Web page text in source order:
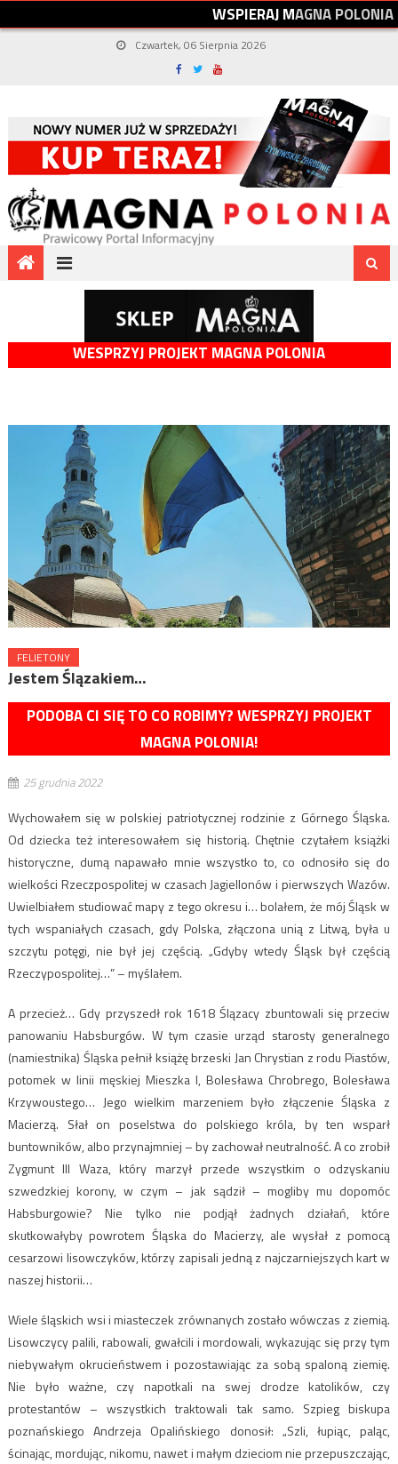
WSPIERAJMAGNAPOLONIA
Czwartek, 06 Sierpnia 2026
WESPRZYJ PROJEKT MAGNA POLONIA
FELIETONY
Jestem Ślązakiem…
PODOBA CI SIĘ TO CO ROBIMY? WESPRZYJ PROJEKT
MAGNA POLONIA!
25 grudnia 2022
Wychowałem się w polskiej patriotycznej rodzinie z Górnego Śląska.
Od dziecka też interesowałem się historią. Chętnie czytałem książki
historyczne, dumą napawało mnie wszystko to, co odnosiło się do
wielkości Rzeczpospolitej w czasach Jagiellonów i pierwszych Wazów.
Uwielbiałem studiować mapy z tego okresu i… bolałem, że mój Śląsk w
tych wspaniałych czasach, gdy Polska, złączona unią z Litwą, była u
szczytu potęgi, nie był jej częścią. „Gdyby wtedy Śląsk był częścią
Rzeczypospolitej…” – myślałem.
A przecież… Gdy przyszedł rok 1618 Ślązacy zbuntowali się przeciw
panowaniu Habsburgów. W tym czasie urząd starosty generalnego
(namiestnika) Śląska pełnił książę brzeski Jan Chrystian z rodu Piastów,
potomek w linii męskiej Mieszka I, Bolesława Chrobrego, Bolesława
Krzywoustego… Jego wielkim marzeniem było złączenie Śląska z
Macierzą. Słał on poselstwa do polskiego króla, by ten wsparł
buntowników, albo przynajmniej – by zachował neutralność. A co zrobił
Zygmunt III Waza, który marzył przede wszystkim o odzyskaniu
szwedzkiej korony, w czym – jak sądził – mogliby mu dopomóc
Habsburgowie? Nie tylko nie podjął żadnych działań, które
skutkowałyby powrotem Śląska do Macierzy, ale wysłał z pomocą
cesarzowi lisowczyków, którzy zapisali jedną z najczarniejszych kart w
naszej historii…
Wiele śląskich wsi i miasteczek zrównanych zostało wówczas z ziemią.
Lisowczycy palili, rabowali, gwałcili i mordowali, wykazując się przy tym
niebywałym okrucieństwem i pozostawiając za sobą spaloną ziemię.
Nie było ważne, czy napotkali na swej drodze katolików, czy
protestantów – wszystkich traktowali tak samo. Szpieg biskupa
poznańskiego Andrzeja Opalińskiego donosił: „Szli, łupiąc, paląc,
ścinając, mordując, nikomu, nawet i małym dzieciom nie przepuszczając,